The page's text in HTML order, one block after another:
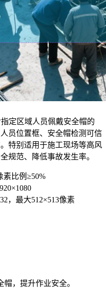
定区域人员佩戴安全帽的
员位置框、安全帽检测可信
特别适用于施工现场等高风
规范、降低事故发生率。
素比例≥50%
，最大512×513像素
，提升作业安全。